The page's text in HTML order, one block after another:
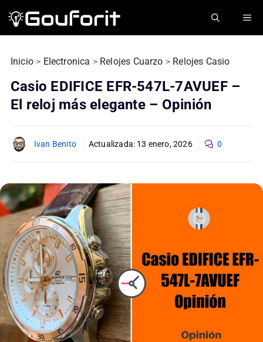
Inicio > Electronica > Relojes Cuarzo > Relojes Casio
Casio EDIFICE EFR-547L-7AVUEF –
El reloj más elegante – Opinión
Ivan Benito Actualizada: 13 enero, 2026 0